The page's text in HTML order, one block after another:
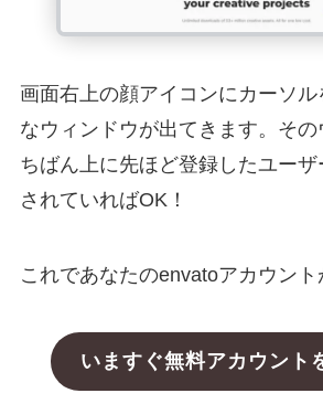
画面右上の顔アイコンにカーソル
なウィンドウが出てきます。そ
ちばん上に先ほど登録したユー
されていればOK！
これであなたのenvatoアカウント
いますぐ無料アカウント